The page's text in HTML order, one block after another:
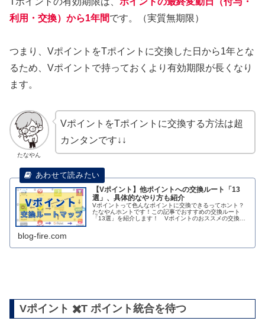
利用・交換）から1年間です。（実質無期限）
つまり、VポイントをTポイントに交換した日から1年とな
るため、Vポイントで持っておくより有効期限が長くなり
ます。
たなやん
VポイントをTポイントに交換する方法は超
カンタンです↓↓
【Vポイント】他ポイントへの交換ルート「13
選」、具体的なやり方も紹介
Vポイントって色んなポイントに交換できるってホント？
たなやんホントです！この記事でおすすめの交換ルート
「13選」を紹介します！ Vポイントのおススメの交換先
blog-fire.com
Vポイント ✖️T ポイント統合を待つ